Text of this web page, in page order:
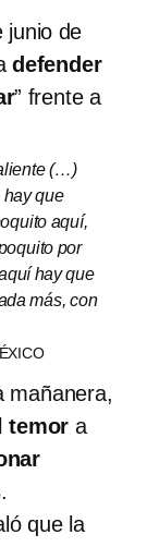
junio de
defender
” frente a
(…)
hay que
aquí,
por
hay que
más, con
mañanera,
temor a
.
que la